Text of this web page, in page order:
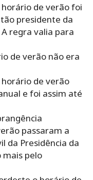
de verão foi
presidente da
regra valia para
de verão não era
de verão
e foi assim até
passaram a
da Presidência da
mais pelo